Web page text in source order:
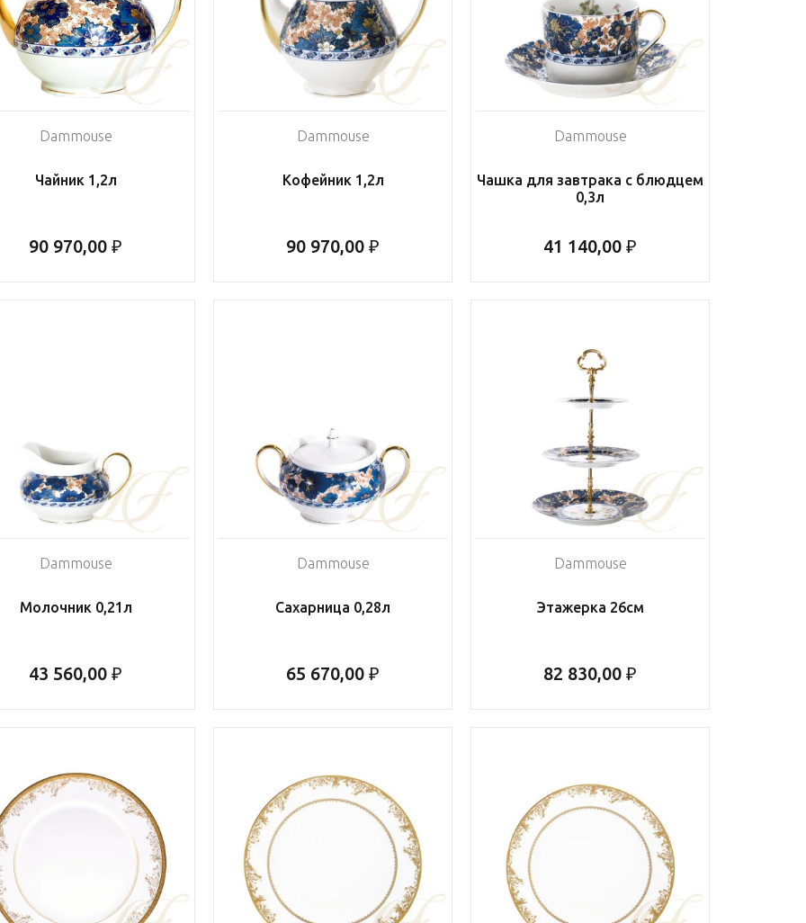
Dammouse
Чайник 1,2л
90 970,00 ₽
Dammouse
Кофейник 1,2л
90 970,00 ₽
Dammouse
Чашка для завтрака с блюдцем
0,3л
41 140,00 ₽
Dammouse
Молочник 0,21л
43 560,00 ₽
Dammouse
Сахарница 0,28л
65 670,00 ₽
Dammouse
Этажерка 26см
82 830,00 ₽